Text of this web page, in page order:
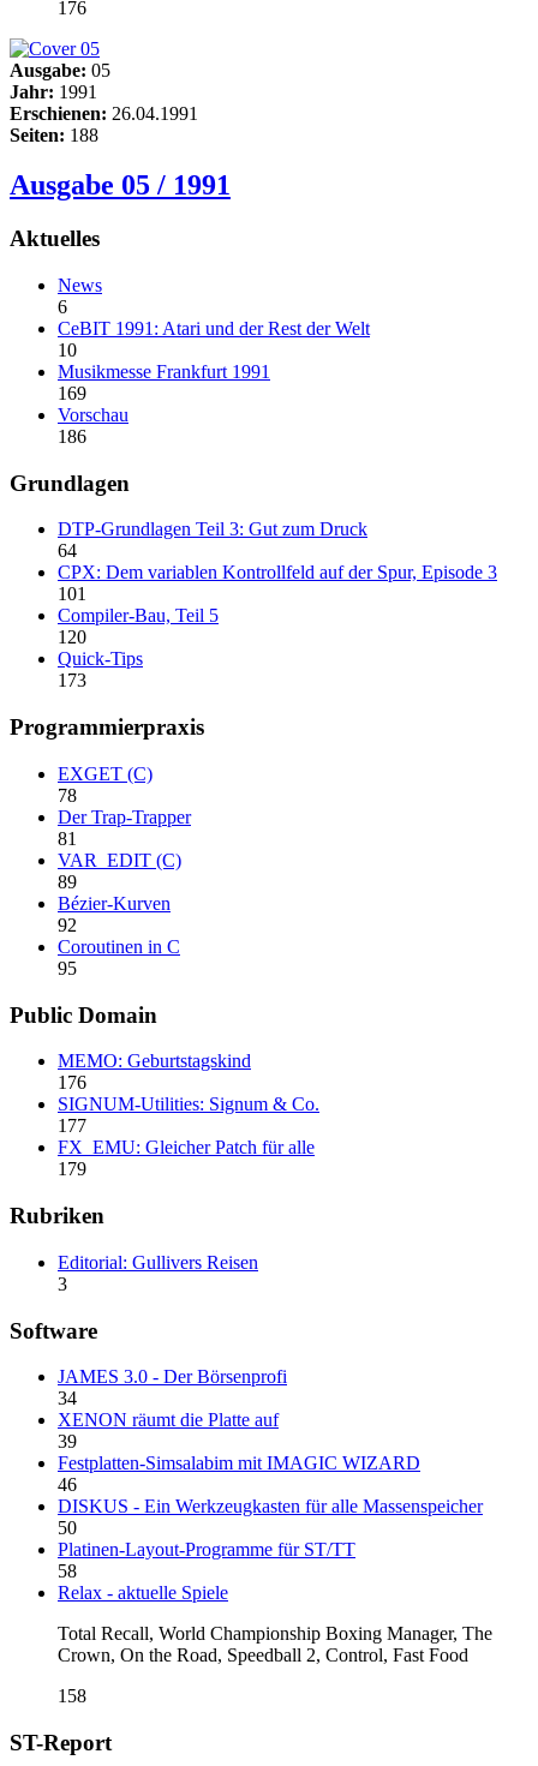
176
Ausgabe: 05
Jahr: 1991
Erschienen: 26.04.1991
Seiten: 188
Ausgabe 05 / 1991
Aktuelles
News
6
CeBIT 1991: Atari und der Rest der Welt
10
Musikmesse Frankfurt 1991
169
Vorschau
186
Grundlagen
DTP-Grundlagen Teil 3: Gut zum Druck
64
CPX: Dem variablen Kontrollfeld auf der Spur, Episode 3
101
Compiler-Bau, Teil 5
120
Quick-Tips
173
Programmierpraxis
EXGET (C)
78
Der Trap-Trapper
81
VAR_EDIT (C)
89
Bézier-Kurven
92
Coroutinen in C
95
Public Domain
MEMO: Geburtstagskind
176
SIGNUM-Utilities: Signum & Co.
177
FX_EMU: Gleicher Patch für alle
179
Rubriken
Editorial: Gullivers Reisen
3
Software
JAMES 3.0 - Der Börsenprofi
34
XENON räumt die Platte auf
39
Festplatten-Simsalabim mit IMAGIC WIZARD
46
DISKUS - Ein Werkzeugkasten für alle Massenspeicher
50
Platinen-Layout-Programme für ST/TT
58
Relax - aktuelle Spiele
Total Recall, World Championship Boxing Manager, The
Crown, On the Road, Speedball 2, Control, Fast Food
158
ST-Report